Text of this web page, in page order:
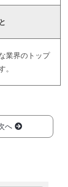
業界のトップ
。
へ